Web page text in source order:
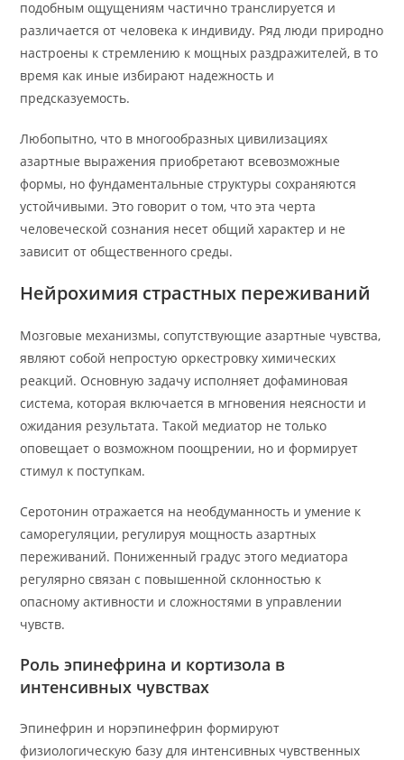
подобным ощущениям частично транслируется и
различается от человека к индивиду. Ряд люди природно
настроены к стремлению к мощных раздражителей, в то
время как иные избирают надежность и
предсказуемость.
Любопытно, что в многообразных цивилизациях
азартные выражения приобретают всевозможные
формы, но фундаментальные структуры сохраняются
устойчивыми. Это говорит о том, что эта черта
человеческой сознания несет общий характер и не
зависит от общественного среды.
Нейрохимия страстных переживаний
Мозговые механизмы, сопутствующие азартные чувства,
являют собой непростую оркестровку химических
реакций. Основную задачу исполняет дофаминовая
система, которая включается в мгновения неясности и
ожидания результата. Такой медиатор не только
оповещает о возможном поощрении, но и формирует
стимул к поступкам.
Серотонин отражается на необдуманность и умение к
саморегуляции, регулируя мощность азартных
переживаний. Пониженный градус этого медиатора
регулярно связан с повышенной склонностью к
опасному активности и сложностями в управлении
чувств.
Роль эпинефрина и кортизола в
интенсивных чувствах
Эпинефрин и норэпинефрин формируют
физиологическую базу для интенсивных чувственных